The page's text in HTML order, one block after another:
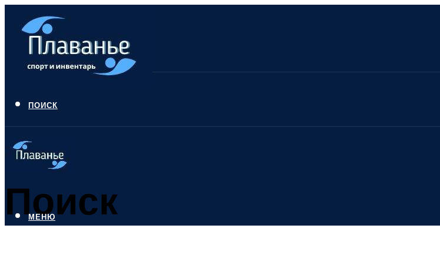
ПОИСК
Поиск
МЕНЮ